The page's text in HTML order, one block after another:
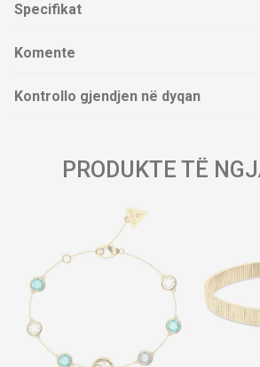
Specifikat
Komente
Kontrollo gjendjen në dyqan
PRODUKTE TË